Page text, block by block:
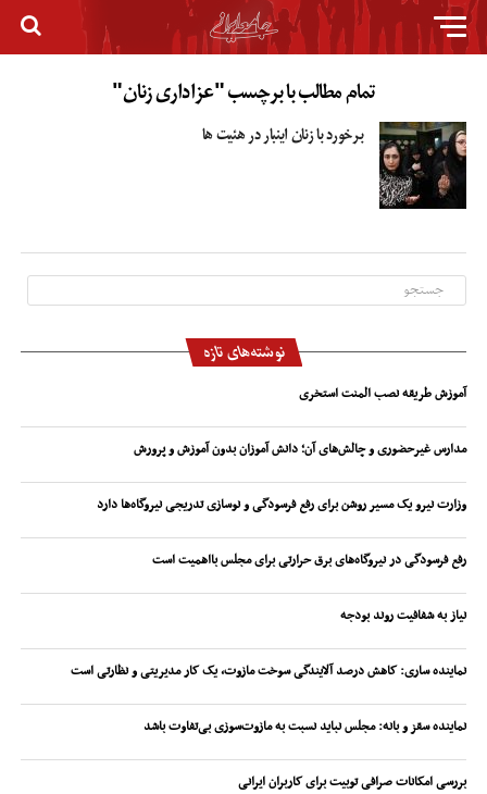
تمام مطالب با برچسب "عزاداری زنان"
برخورد با زنان اینبار در هئیت ها
نوشته‌های تازه
آموزش طریقه نصب المنت استخری
مدارس غیرحضوری و چالش‌های آن؛ دانش آموزان بدون آموزش و پرورش
وزارت نیرو یک مسیر روشن برای رفع فرسودگی و نوسازی تدریجی نیروگاه‌ها دارد
رفع فرسودگی در نیروگاه‌های برق حرارتی برای مجلس بااهمیت است
نیاز به شفافیت روند بودجه
نماینده ساری: کاهش درصد آلایندگی سوخت مازوت، یک کار مدیریتی و نظارتی است
نماینده سقز و بانه: مجلس نباید نسبت به مازوت‌سوزی بی‌تفاوت باشد
بررسی امکانات صرافی توبیت برای کاربران ایرانی